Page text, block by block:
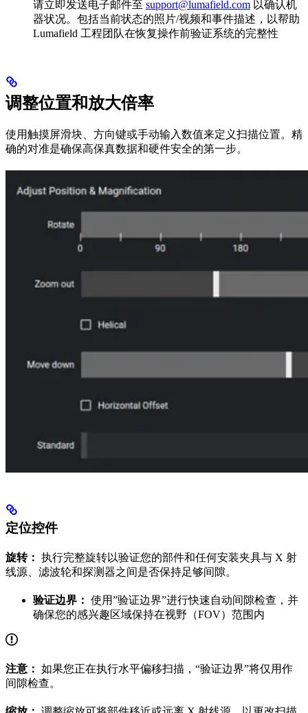
请立即发送电子邮件至 support@lumafield.com 以确认机
器状况。包括当前状态的照片/视频和事件描述，以帮助
Lumafield 工程团队在恢复操作前验证系统的完整性
调整位置和放大倍率
使用触摸屏滑块、方向键或手动输入数值来定义扫描位置。精
确的对准是确保高保真数据和硬件安全的第一步。
定位控件
旋转： 执行完整旋转以验证您的部件和任何安装夹具与 X 射
线源、滤波轮和探测器之间是否保持足够间隙。
验证边界： 使用”验证边界”进行快速自动间隙检查，并
确保您的感兴趣区域保持在视野（FOV）范围内
注意： 如果您正在执行水平偏移扫描，“验证边界”将仅用作
间隙检查。